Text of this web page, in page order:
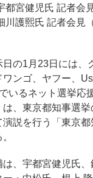
都宮健児氏 記者会
護熙氏 記者会見
の1月23日には、
ンゴ、ヤフー、
いるネット選挙応
、東京都知事選
演説を行う「東京
、宇都宮健児氏、